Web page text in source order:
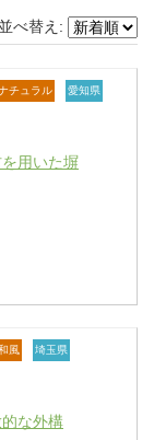
並べ替え:
チュラル 愛知県
用いた塀
風 埼玉県
な外構